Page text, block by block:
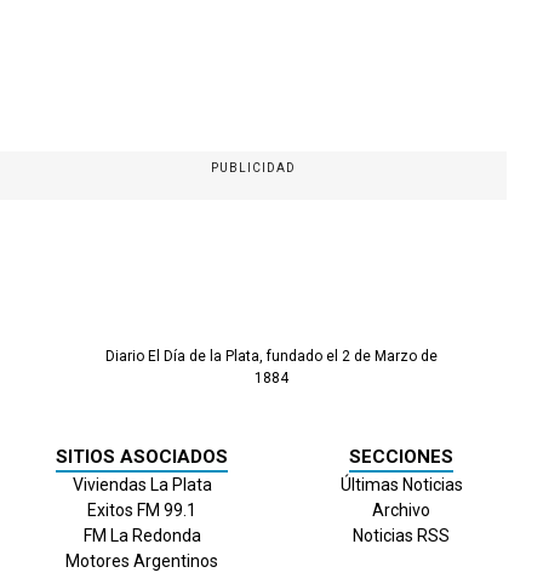
PUBLICIDAD
Diario El Día de la Plata, fundado el 2 de Marzo de
1884
SITIOS ASOCIADOS
Viviendas La Plata
Exitos FM 99.1
FM La Redonda
Motores Argentinos
SECCIONES
Últimas Noticias
Archivo
Noticias RSS